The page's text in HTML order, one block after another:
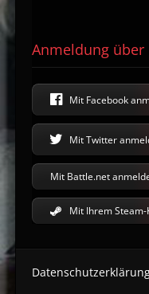
Anmeldung
Mit Facebook
Mit Twitter
Mit Battle.net
Mit Ihrem